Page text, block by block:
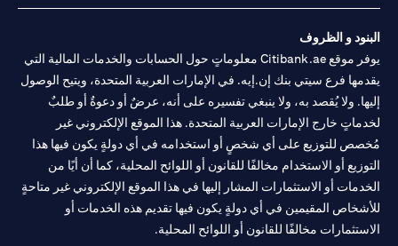
البنود و الظروف
يوفر موقع Citibank.ae معلوماتٍ حول الحسابات والخدمات المالية التي
يقدمها فرع سيتي بنك إن.إيه. في الإمارات العربية المتحدة، ويتيح الوصول
إليها. ولا يُقصد به، ولا ينبغي تفسيره على أنه، عرضٌ أو دعوةٌ أو طلبٌ
لخدماتٍ خارج الإمارات العربية المتحدة. هذا الموقع الإلكتروني غير
مُخصص للتوزيع على أي شخصٍ أو استخدامه في أي دولةٍ يكون فيها هذا
التوزيع أو الاستخدام مخالفًا للقانون أو اللوائح المحلية، كما أن أيًا من
الخدمات أو الاستثمارات المشار إليها في هذا الموقع الإلكتروني غير متاحةٍ
للأشخاص المقيمين في أي دولةٍ يكون فيها تقديم هذه الخدمات أو
الاستثمارات مخالفًا للقانون أو اللوائح المحلية.